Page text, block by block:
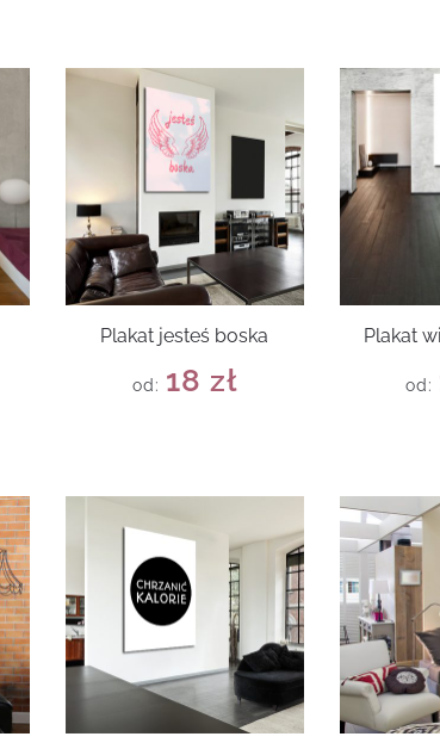
Plakat jesteś boska
od: 18 zł
Plakat
od: